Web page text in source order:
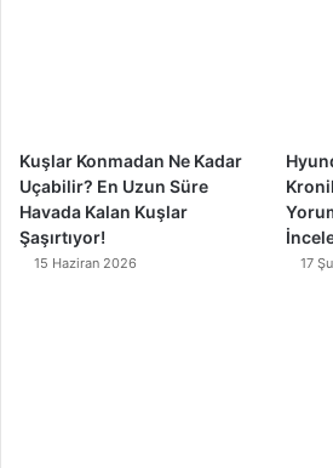
Kuşlar Konmadan Ne Kadar
Uçabilir? En Uzun Süre
Havada Kalan Kuşlar
Şaşırtıyor!
15 Haziran 2026 17